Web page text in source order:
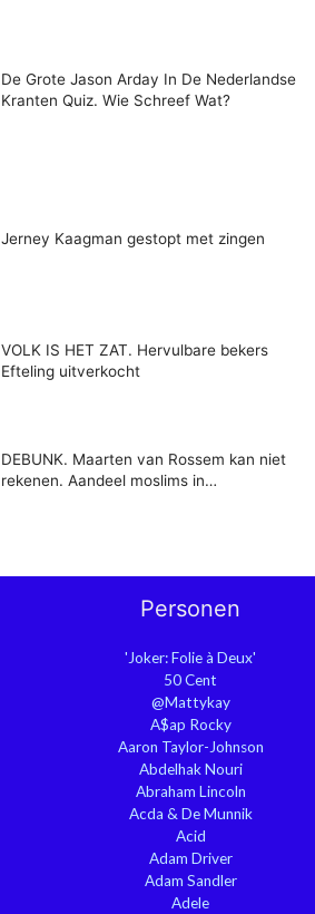
De Grote Jason Arday In De Nederlandse
Kranten Quiz. Wie Schreef Wat?
Jerney Kaagman gestopt met zingen
VOLK IS HET ZAT. Hervulbare bekers
Efteling uitverkocht
DEBUNK. Maarten van Rossem kan niet
rekenen. Aandeel moslims in…
Personen
'Joker: Folie à Deux'
50 Cent
@Mattykay
A$ap Rocky
Aaron Taylor-Johnson
Abdelhak Nouri
Abraham Lincoln
Acda & De Munnik
Acid
Adam Driver
Adam Sandler
Adele